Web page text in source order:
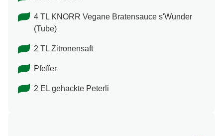
4 TL KNORR Vegane Bratensauce s'Wunder
(Tube)
2 TL Zitronensaft
Pfeffer
2 EL gehackte Peterli